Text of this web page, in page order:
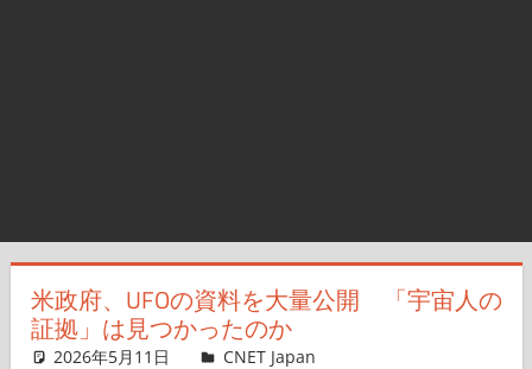
米政府、UFOの資料を大量公開 「宇宙人の
証拠」は見つかったのか
2026年5月11日 CNET Japan